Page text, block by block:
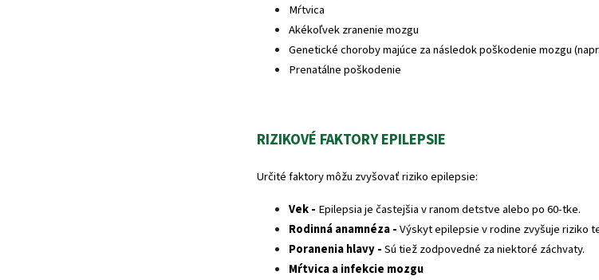
Mŕtvica
Akékoľvek zranenie mozgu
Genetické choroby majúce za následok poškodenie mozgu
Prenatálne poškodenie
RIZIKOVÉ FAKTORY EPILEPSIE
Určité faktory môžu zvyšovať riziko epilepsie:
Vek - Epilepsia je častejšia v ranom detstve alebo po 60-tke.
Rodinná anamnéza -Výskyt epilepsie v rodine zvyšuje riziko
Poranenia hlavy -Sú tiež zodpovedné za niektoré záchvaty.
Mŕtvica a infekcie mozgu